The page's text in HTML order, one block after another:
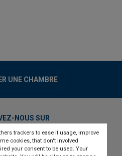
trackers to ease it usage, improve
cookies, that don't involved
your consent to be used. Your
UNE CHAMBRE
NOUS SUR
linkedinyoutube